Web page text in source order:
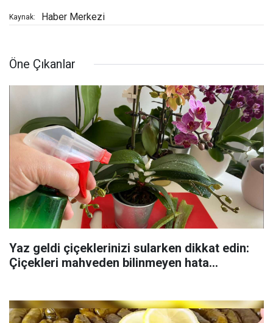
Kaynak: Haber Merkezi
Öne Çıkanlar
Yaz geldi çiçeklerinizi sularken dikkat edin:
Çiçekleri mahveden bilinmeyen hata...